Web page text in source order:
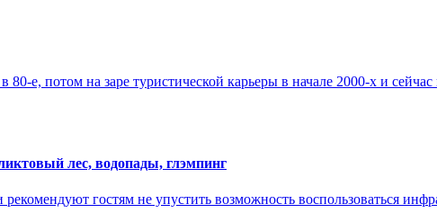
е, потом на заре туристической карьеры в начале 2000-х и
лес, водопады, глэмпинг
гостям не упустить возможность воспользоваться